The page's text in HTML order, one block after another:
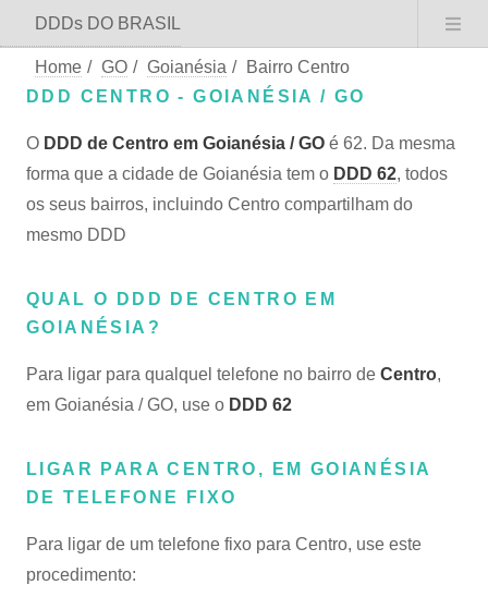
DDDs DO BRASIL
Home / GO / Goianésia /
Bairro Centro
DDD CENTRO - GOIANÉSIA / GO
O DDD de Centro em Goianésia / GO é 62. Da mesma
forma que a cidade de Goianésia tem o DDD 62, todos
os seus bairros, incluindo Centro compartilham do
mesmo DDD
QUAL O DDD DE CENTRO EM
GOIANÉSIA?
Para ligar para qualquel telefone no bairro de Centro,
em Goianésia / GO, use o DDD 62
LIGAR PARA CENTRO, EM GOIANÉSIA
DE TELEFONE FIXO
Para ligar de um telefone fixo para Centro, use este
procedimento: